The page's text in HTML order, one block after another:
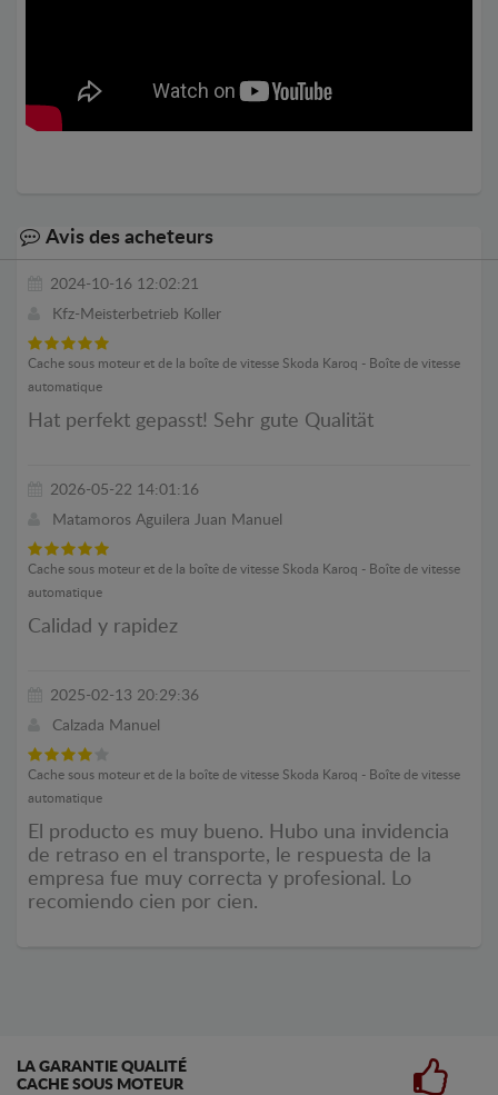
Avis des acheteurs
2024-10-16 12:02:21
Kfz-Meisterbetrieb Koller
Cache sous moteur et de la boîte de vitesse Skoda Karoq - Boîte de vitesse
automatique
Hat perfekt gepasst! Sehr gute Qualität
2026-05-22 14:01:16
Matamoros Aguilera Juan Manuel
Cache sous moteur et de la boîte de vitesse Skoda Karoq - Boîte de vitesse
automatique
Calidad y rapidez
2025-02-13 20:29:36
Calzada Manuel
Cache sous moteur et de la boîte de vitesse Skoda Karoq - Boîte de vitesse
automatique
El producto es muy bueno. Hubo una invidencia
de retraso en el transporte, le respuesta de la
empresa fue muy correcta y profesional. Lo
recomiendo cien por cien.
LA GARANTIE QUALITÉ
CACHE SOUS MOTEUR